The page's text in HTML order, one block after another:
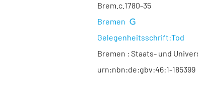
Brem.c.1780-35
Bremen
Gelegenheitsschrift:Tod
Bremen : Staats- und
urn:nbn:de:gbv:46:1-185399